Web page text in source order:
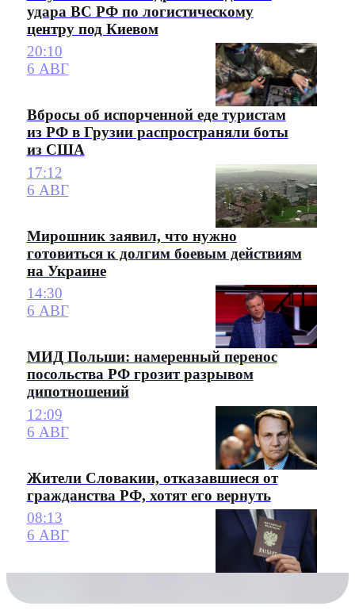
удара ВС РФ по логистическому
центру под Киевом
20:10
6 АВГ
Вбросы об испорченной еде туристам
из РФ в Грузии распространяли боты
из США
17:12
6 АВГ
Мирошник заявил, что нужно
готовиться к долгим боевым действиям
на Украине
14:30
6 АВГ
МИД Польши: намеренный перенос
посольства РФ грозит разрывом
дипотношений
12:09
6 АВГ
Жители Словакии, отказавшиеся от
гражданства РФ, хотят его вернуть
08:13
6 АВГ